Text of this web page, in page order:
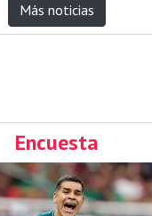
Más noticias
Encuesta